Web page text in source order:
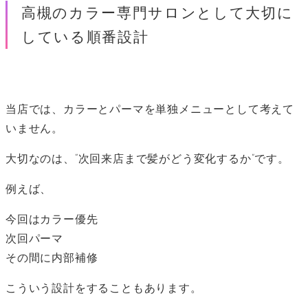
高槻のカラー専門サロンとして大切に
している順番設計
当店では、カラーとパーマを単独メニューとして考えて
いません。
大切なのは、“次回来店まで髪がどう変化するか”です。
例えば、
今回はカラー優先
次回パーマ
その間に内部補修
こういう設計をすることもあります。